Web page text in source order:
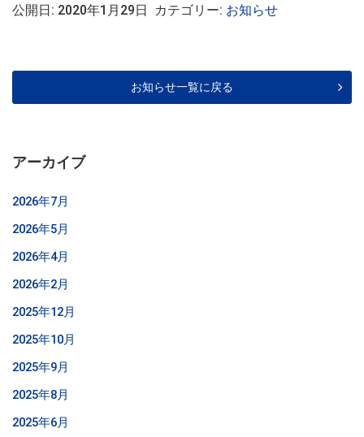
公開日: 2020年1月29日 カテゴリー: お知らせ
お知らせ一覧に戻る
アーカイブ
2026年7月
2026年5月
2026年4月
2026年2月
2025年12月
2025年10月
2025年9月
2025年8月
2025年6月